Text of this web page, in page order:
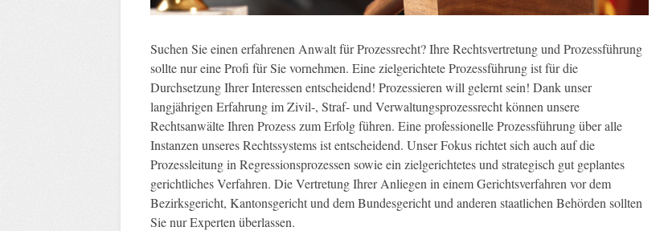
Suchen Sie einen erfahrenen Anwalt für Prozessrecht? Ihre Rechtsvertretung und Prozessführung
sollte nur eine Profi für Sie vornehmen. Eine zielgerichtete Prozessführung ist für die
Durchsetzung Ihrer Interessen entscheidend! Prozessieren will gelernt sein! Dank unser
langjährigen Erfahrung im Zivil-, Straf- und Verwaltungsprozessrecht können unsere
Rechtsanwälte Ihren Prozess zum Erfolg führen. Eine professionelle Prozessführung über alle
Instanzen unseres Rechtssystems ist entscheidend. Unser Fokus richtet sich auch auf die
Prozessleitung in Regressionsprozessen sowie ein zielgerichtetes und strategisch gut geplantes
gerichtliches Verfahren. Die Vertretung Ihrer Anliegen in einem Gerichtsverfahren vor dem
Bezirksgericht, Kantonsgericht und dem Bundesgericht und anderen staatlichen Behörden sollten
Sie nur Experten überlassen.